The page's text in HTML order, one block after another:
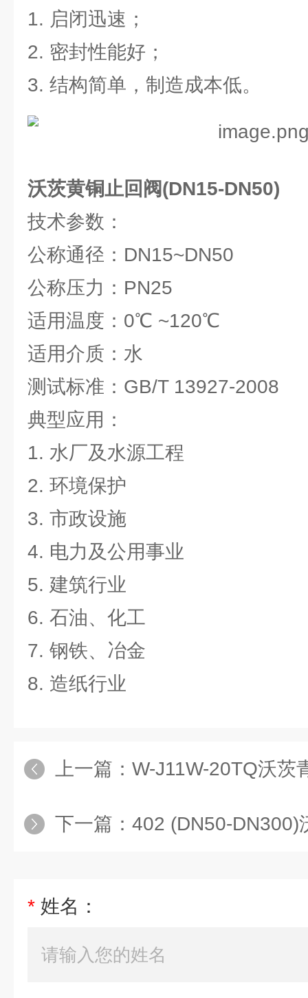
1. 启闭迅速；
2. 密封性能好；
3. 结构简单，制造成本低。
沃茨黄铜止回阀(DN15-DN50)
技术参数：
公称通径：DN15~DN50
公称压力：PN25
适用温度：0℃ ~120℃
适用介质：水
测试标准：GB/T 13927-2008
典型应用：
1. 水厂及水源工程
2. 环境保护
3. 市政设施
4. 电力及公用事业
5. 建筑行业
6. 石油、化工
7. 钢铁、冶金
8. 造纸行业
上一篇： W-J11W-20TQ沃茨青
下一篇： 402 (DN50-DN300)
* 姓名：